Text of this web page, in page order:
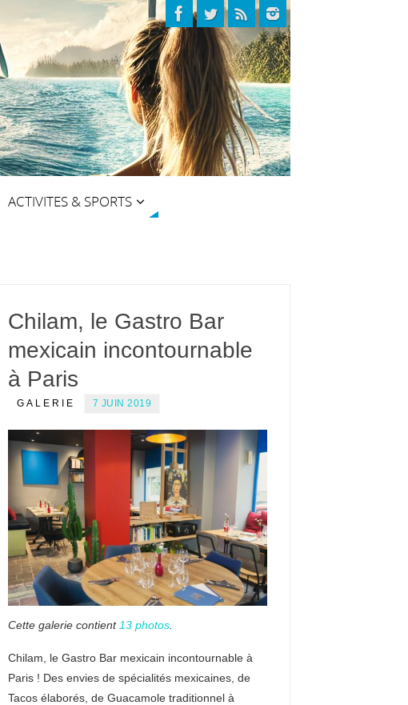
ACTIVITES & SPORTS
Chilam, le Gastro Bar
mexicain incontournable
à Paris
GALERIE 7 JUIN 2019
Cette galerie contient 13 photos.
Chilam, le Gastro Bar mexicain incontournable à
Paris ! Des envies de spécialités mexicaines, de
Tacos élaborés, de Guacamole traditionnel à